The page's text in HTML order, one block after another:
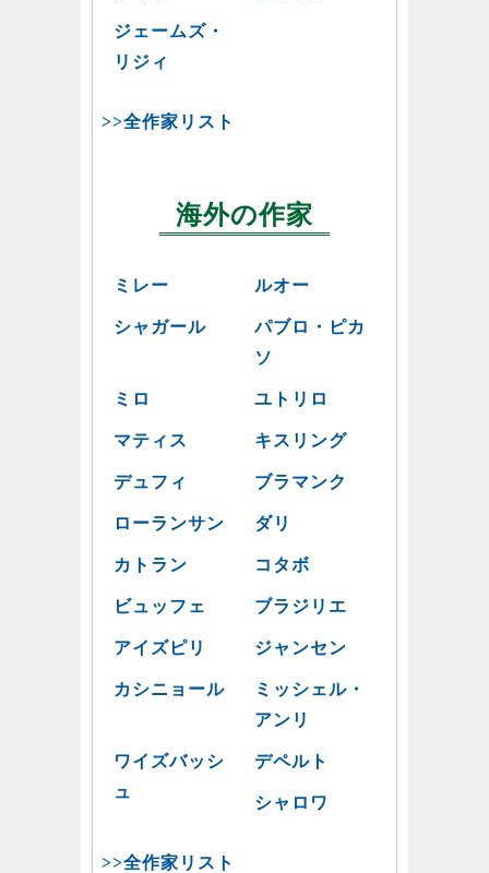
ジェームズ・
リジィ
>>全作家リスト
海外の作家
ミレー ルオー
シャガール
パブロ・ピカ
ソ
ミロ ユトリロ
マティス キスリング
デュフィ ブラマンク
ローランサン ダリ
カトラン コタボ
ビュッフェ ブラジリエ
アイズピリ ジャンセン
カシニョール
ミッシェル・
アンリ
ワイズバッシ
ュ
デペルト
シャロワ
>>全作家リスト